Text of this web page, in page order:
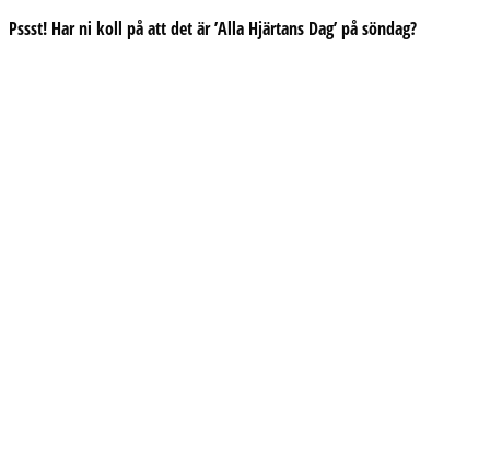
Pssst! Har ni koll på att det är ’Alla Hjärtans Dag’ på söndag?